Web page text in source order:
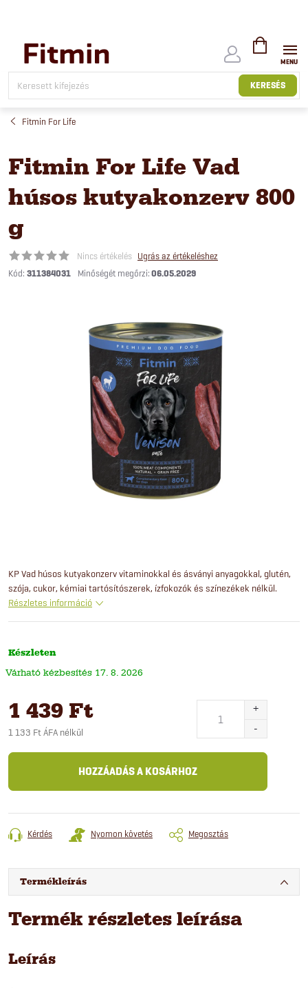
tartalomhoz
KERESÉS
KOSÁR
Fitmin For Life
Fitmin For Life Vad
húsos kutyakonzerv 800
g
Nincs értékelés Ugrás az értékeléshez
Kód: 311384031 06.05.2029
KP Vad húsos kutyakonzerv vitaminokkal és ásványi anyagokkal, glutén,
szója, cukor, kémiai tartósítószerek, ízfokozók és színezékek nélkül.
Részletes információ
Készleten
17. 8. 2026
1 439 Ft
1 133 Ft ÁFA nélkül
HOZZÁADÁS A KOSÁRHOZ
Kérdés Nyomon követés Megosztás
Termékleírás
Termék részletes leírása
Leírás